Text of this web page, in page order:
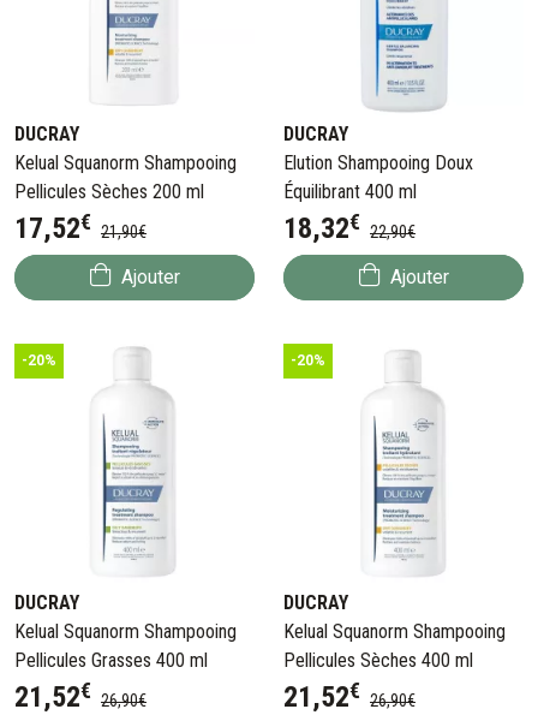
DUCRAY
Kelual Squanorm Shampooing
Pellicules Sèches 200 ml
17,52€ 21,90€
Ajouter
DUCRAY
Elution Shampooing Doux
Équilibrant 400 ml
18,32€ 22,90€
Ajouter
-20%
DUCRAY
Kelual Squanorm Shampooing
Pellicules Grasses 400 ml
21,52€ 26,90€
-20%
DUCRAY
Kelual Squanorm Shampooing
Pellicules Sèches 400 ml
21,52€ 26,90€